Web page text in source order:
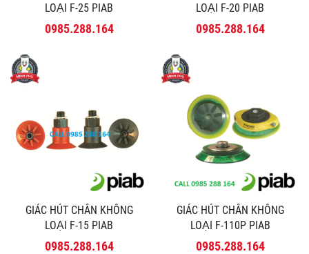
LOẠI F-25 PIAB
0985.288.164
LOẠI F-20 PIAB
0985.288.164
GIÁC HÚT CHÂN KHÔNG
LOẠI F-15 PIAB
0985.288.164
GIÁC HÚT CHÂN KHÔNG
LOẠI F-110P PIAB
0985.288.164